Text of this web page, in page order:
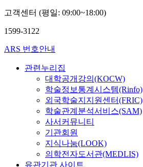
고객센터 (평일: 09:00~18:00)
1599-3122
ARS 번호안내
관련누리집
대학공개강의(KOCW)
학술정보통계시스템(Rinfo)
외국학술지지원센터(FRIC)
학술관계분석서비스(SAM)
사서커뮤니티
기관회원
지식나눔(LOOK)
의학전자도서관(MEDLIS)
유관기관 사이트